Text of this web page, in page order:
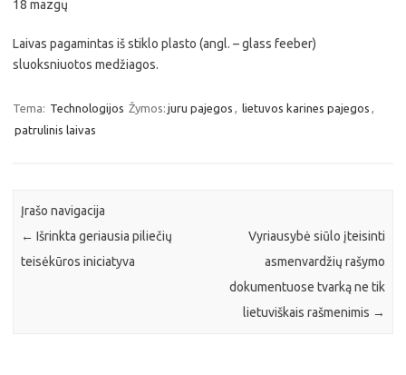
18 mazgų
Laivas pagamintas iš stiklo plasto (angl. – glass feeber)
sluoksniuotos medžiagos.
Tema: Technologijos Žymos: juru pajegos , lietuvos karines pajegos ,
patrulinis laivas
Įrašo navigacija
← Išrinkta geriausia piliečių
teisėkūros iniciatyva
Vyriausybė siūlo įteisinti
asmenvardžių rašymo
dokumentuose tvarką ne tik
lietuviškais rašmenimis →